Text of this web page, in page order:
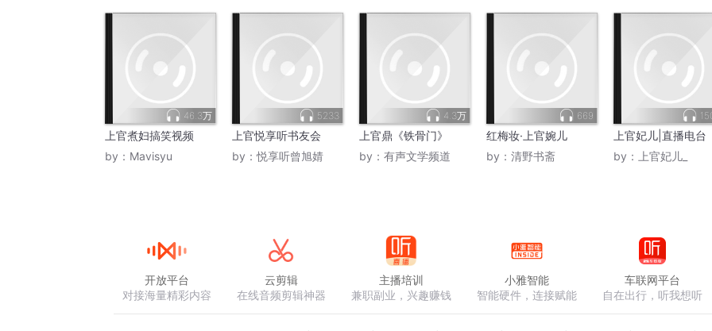
46.3万
上官煮妇搞笑视频
by： Mavisyu
5233
上官悦享听书友会
by：悦享听曾旭婧
4.3万
上官鼎《铁骨门》
by： 有声文学频道
669
红梅妆·上官婉儿
by： 清野书斋
上官妃儿|直播电台
by：
上官妃儿_
开放平台
对接海量精彩内容
云剪辑
在线音频剪辑神器
主播培训
兼职副业，兴趣赚钱
小雅智能
智能硬件，连接赋能
车联网平台
自在出行，听我想听